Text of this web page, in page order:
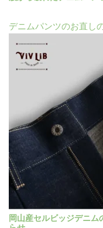
デニムパンツのお直し
岡山産セルビッジデニ